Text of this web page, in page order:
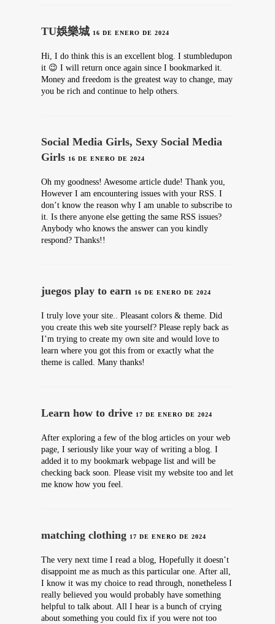
TU娛樂城 16 DE ENERO DE 2024
Hi, I do think this is an excellent blog. I stumbledupon
it 😉 I will return once again since I bookmarked it.
Money and freedom is the greatest way to change, may
you be rich and continue to help others.
Social Media Girls, Sexy Social Media
Girls 16 DE ENERO DE 2024
Oh my goodness! Awesome article dude! Thank you,
However I am encountering issues with your RSS. I
don’t know the reason why I am unable to subscribe to
it. Is there anyone else getting the same RSS issues?
Anybody who knows the answer can you kindly
respond? Thanks!!
juegos play to earn 16 DE ENERO DE 2024
I truly love your site.. Pleasant colors & theme. Did
you create this web site yourself? Please reply back as
I’m trying to create my own site and would love to
learn where you got this from or exactly what the
theme is called. Many thanks!
Learn how to drive 17 DE ENERO DE 2024
After exploring a few of the blog articles on your web
page, I seriously like your way of writing a blog. I
added it to my bookmark webpage list and will be
checking back soon. Please visit my website too and let
me know how you feel.
matching clothing 17 DE ENERO DE 2024
The very next time I read a blog, Hopefully it doesn’t
disappoint me as much as this particular one. After all,
I know it was my choice to read through, nonetheless I
really believed you would probably have something
helpful to talk about. All I hear is a bunch of crying
about something you could fix if you were not too